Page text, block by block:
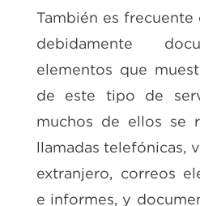
También es
debidamente
elementos que
de este tipo de
muchos de ellos se
llamadas telefónicas,
extranjero, correos
e informes, y